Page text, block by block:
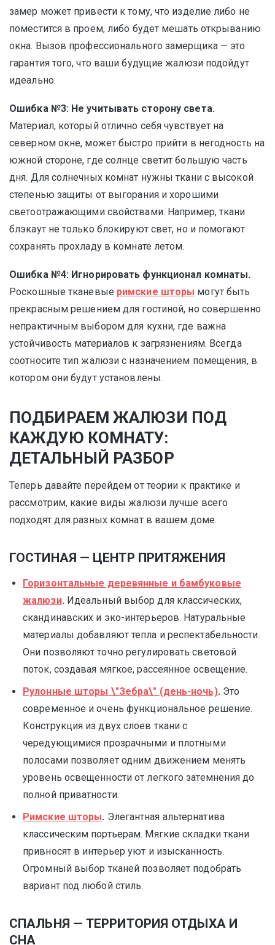
замер может привести к тому, что изделие либо не
поместится в проем, либо будет мешать открыванию
окна. Вызов профессионального замерщика — это
гарантия того, что ваши будущие жалюзи подойдут
идеально.
Ошибка №3: Не учитывать сторону света.
Материал, который отлично себя чувствует на
северном окне, может быстро прийти в негодность на
южной стороне, где солнце светит большую часть
дня. Для солнечных комнат нужны ткани с высокой
степенью защиты от выгорания и хорошими
светоотражающими свойствами. Например, ткани
блэкаут не только блокируют свет, но и помогают
сохранять прохладу в комнате летом.
Ошибка №4: Игнорировать функционал комнаты.
Роскошные тканевые римские шторы могут быть
прекрасным решением для гостиной, но совершенно
непрактичным выбором для кухни, где важна
устойчивость материалов к загрязнениям. Всегда
соотносите тип жалюзи с назначением помещения, в
котором они будут установлены.
ПОДБИРАЕМ ЖАЛЮЗИ ПОД
КАЖДУЮ КОМНАТУ:
ДЕТАЛЬНЫЙ РАЗБОР
Теперь давайте перейдем от теории к практике и
рассмотрим, какие виды жалюзи лучше всего
подходят для разных комнат в вашем доме.
ГОСТИНАЯ — ЦЕНТР ПРИТЯЖЕНИЯ
Горизонтальные деревянные и бамбуковые
жалюзи.Идеальный выбор для классических,
скандинавских и эко-интерьеров. Натуральные
материалы добавляют тепла и респектабельности.
Они позволяют точно регулировать световой
поток, создавая мягкое, рассеянное освещение.
Рулонные шторы \"Зебра\" (день-ночь).Это
современное и очень функциональное решение.
Конструкция из двух слоев ткани с
чередующимися прозрачными и плотными
полосами позволяет одним движением менять
уровень освещенности от легкого затемнения до
полной приватности.
Римские шторы. Элегантная альтернатива
классическим портьерам. Мягкие складки ткани
привносят в интерьер уют и изысканность.
Огромный выбор тканей позволяет подобрать
вариант под любой стиль.
СПАЛЬНЯ — ТЕРРИТОРИЯ ОТДЫХА И
СНА